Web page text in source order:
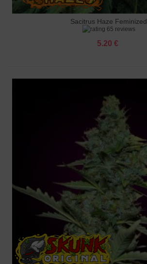
Sacitrus Haze Feminized
65 reviews
5.20 €